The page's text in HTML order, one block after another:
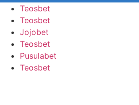
Teosbet
Teosbet
Jojobet
Teosbet
Pusulabet
Teosbet